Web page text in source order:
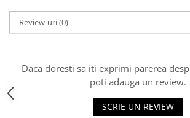
Produse de patiserie
Review-uri(0)
Daca doresti sa iti exprimi parerea
poti adauga un review.
SCRIE UN REVIEW